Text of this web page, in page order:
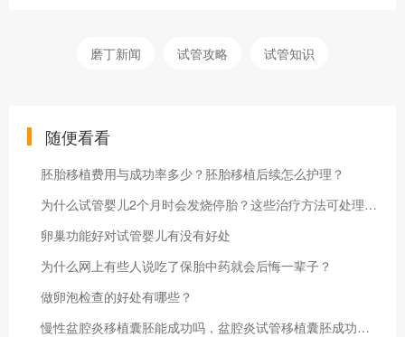
磨丁新闻 试管攻略 试管知识
随便看看
胚胎移植费用与成功率多少？胚胎移植后续怎么护理？
为什么试管婴儿2个月时会发烧停胎？这些治疗方法可处理这个问题！
卵巢功能好对试管婴儿有没有好处
为什么网上有些人说吃了保胎中药就会后悔一辈子？
做卵泡检查的好处有哪些？
慢性盆腔炎移植囊胚能成功吗，盆腔炎试管移植囊胚成功率及注意事项